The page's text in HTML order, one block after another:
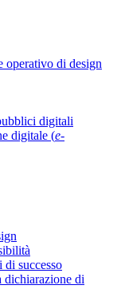
operativo di design
digitali
digitale (e-
di successo
dichiarazione di